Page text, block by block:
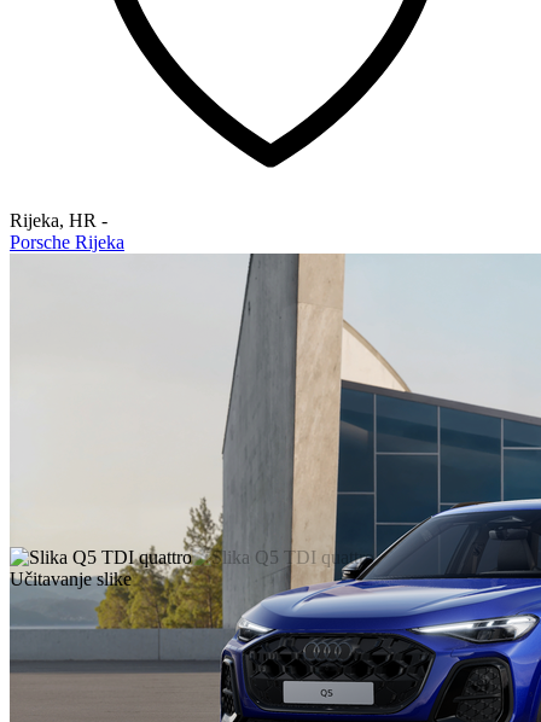
Rijeka, HR -
Porsche Rijeka
Učitavanje slike